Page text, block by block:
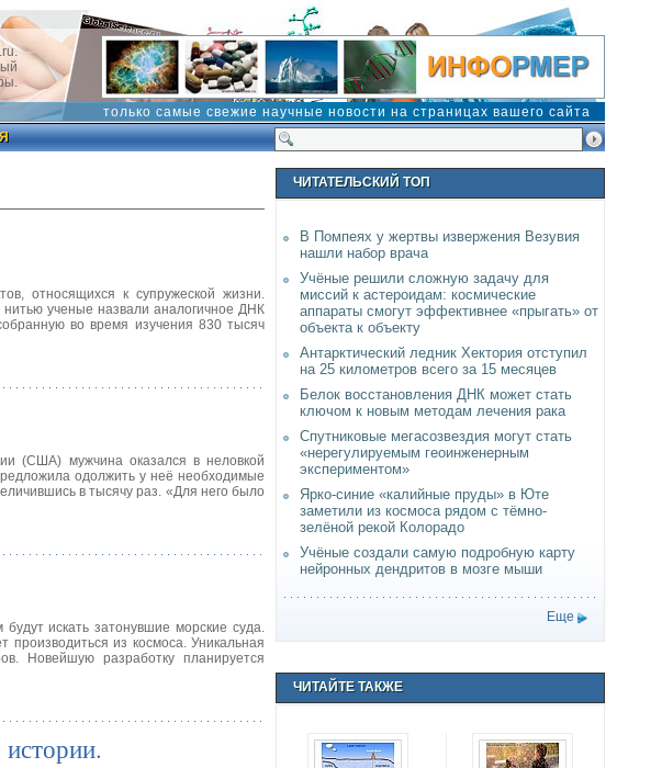
только самые свежие научные новости на страницах вашего сайта
относящихся к супружеской жизни.
ученые назвали аналогичное ДНК
во время изучения 830 тысяч
(США) мужчина оказался в неловкой
одолжить у неё необходимые
в тысячу раз. «Для него было
искать затонувшие морские суда.
производиться из космоса. Уникальная
Новейшую разработку планируется
ЧИТАТЕЛЬСКИЙ ТОП
В Помпеях у жертвы извержения Везувия
нашли набор врача
Учёные решили сложную задачу для
миссий к астероидам: космические
аппараты смогут эффективнее «прыгать» от
объекта к объекту
Антарктический ледник Хектория отступил
на 25 километров всего за 15 месяцев
Белок восстановления ДНК может стать
ключом к новым методам лечения рака
Спутниковые мегасозвездия могут стать
«нерегулируемым геоинженерным
экспериментом»
Ярко-синие «калийные пруды» в Юте
заметили из космоса рядом с тёмно-
зелёной рекой Колорадо
Учёные создали самую подробную карту
нейронных дендритов в мозге мыши
Еще
ЧИТАЙТЕ ТАКЖЕ